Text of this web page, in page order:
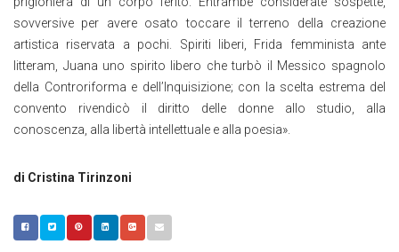
sovversive per avere osato toccare il terreno della creazione
artistica riservata a pochi. Spiriti liberi, Frida femminista ante
litteram, Juana uno spirito libero che turbò il Messico spagnolo
della Controriforma e dell’Inquisizione; con la scelta estrema del
convento rivendicò il diritto delle donne allo studio, alla
conoscenza, alla libertà intellettuale e alla poesia».
di Cristina Tirinzoni